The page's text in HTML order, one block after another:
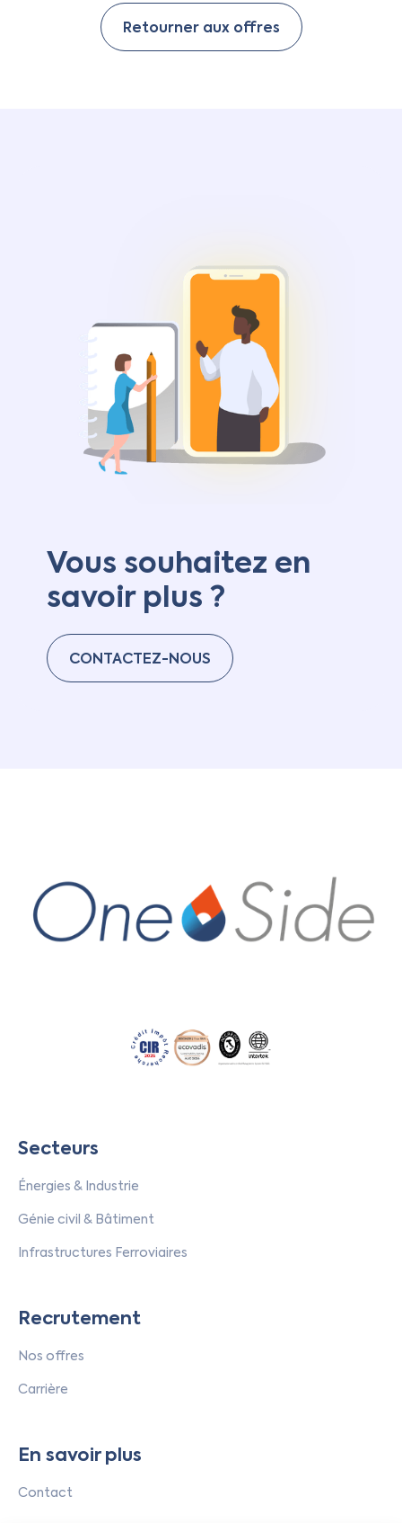
Retourner aux offres
Vous souhaitez en
savoir plus ?
CONTACTEZ-NOUS
Secteurs
Énergies & Industrie
Génie civil & Bâtiment
Infrastructures Ferroviaires
Recrutement
Nos offres
Carrière
En savoir plus
Contact